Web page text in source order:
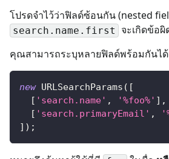
โปรดจำไว้ว่าฟิลด์ซ้อนกัน (nested
search.name.first
จะเกิดข้อ
คุณสามารถระบุหลายฟิลด์พร้อมกันไ
new URLSearchParams ( [
[ 'search.name' , '%foo%' ] ,
[ 'search.primaryEmail' ,
] ) ;